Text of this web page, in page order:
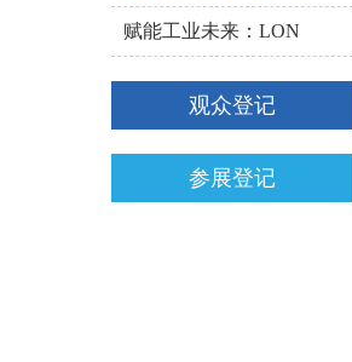
赋能工业未来：LON
观众登记
参展登记